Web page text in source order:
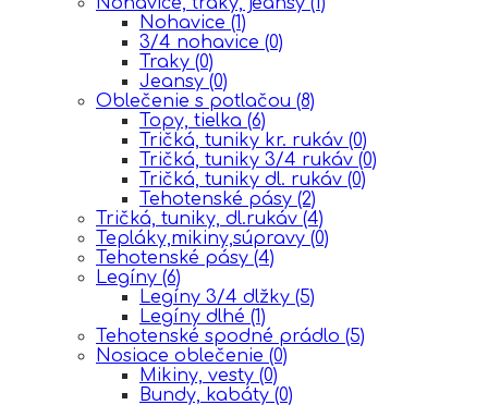
Nohavice (1)
3/4 nohavice (0)
Traky (0)
Jeansy (0)
Oblečenie s potlačou (8)
Topy, tielka (6)
Tričká, tuniky kr. rukáv (0)
Tričká, tuniky 3/4 rukáv (0)
Tričká, tuniky dl. rukáv (0)
Tehotenské pásy (2)
Tričká, tuniky, dl.rukáv (4)
Tepláky,mikiny,súpravy (0)
Tehotenské pásy (4)
Legíny (6)
Legíny 3/4 dlžky (5)
Legíny dlhé (1)
Tehotenské spodné prádlo (5)
Nosiace oblečenie (0)
Mikiny, vesty (0)
Bundy, kabáty (0)